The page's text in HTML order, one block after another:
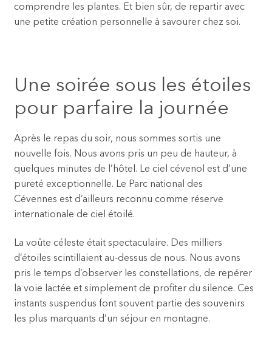
comprendre les plantes. Et bien sûr, de repartir avec
une petite création personnelle à savourer chez soi.
Une soirée sous les étoiles
pour parfaire la journée
Après le repas du soir, nous sommes sortis une
nouvelle fois. Nous avons pris un peu de hauteur, à
quelques minutes de l’hôtel. Le ciel cévenol est d’une
pureté exceptionnelle. Le Parc national des
Cévennes est d’ailleurs reconnu comme réserve
internationale de ciel étoilé.
La voûte céleste était spectaculaire. Des milliers
d’étoiles scintillaient au-dessus de nous. Nous avons
pris le temps d’observer les constellations, de repérer
la voie lactée et simplement de profiter du silence. Ces
instants suspendus font souvent partie des souvenirs
les plus marquants d’un séjour en montagne.